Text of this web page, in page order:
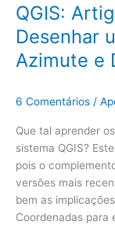
QGIS:
Desenhar
Azimute e
6 Comentários /
Que tal aprender
sistema QGIS?
pois o
versões mais
bem as
Coordenadas para